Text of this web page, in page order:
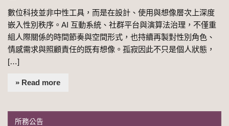
數位科技並非中性工具，而是在設計、使用與想像層次上深度
嵌入性別秩序。AI 互動系統、社群平台與演算法治理，不僅重
組人際關係的時間節奏與空間形式，也持續再製對性別角色、
情感需求與照顧責任的既有想像。孤寂因此不只是個人狀態，
[…]
» Read more
所務公告